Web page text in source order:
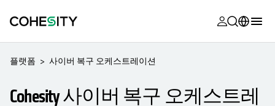
opens in a
opens in a
Alta
opens in a
opens in a
opens in a
opens in a
opens in a
opens in a
Deutsch (Germany)
플랫폼 사이버 복구 오케스트레이션
Cohesity 사이버 복구 오케스트레